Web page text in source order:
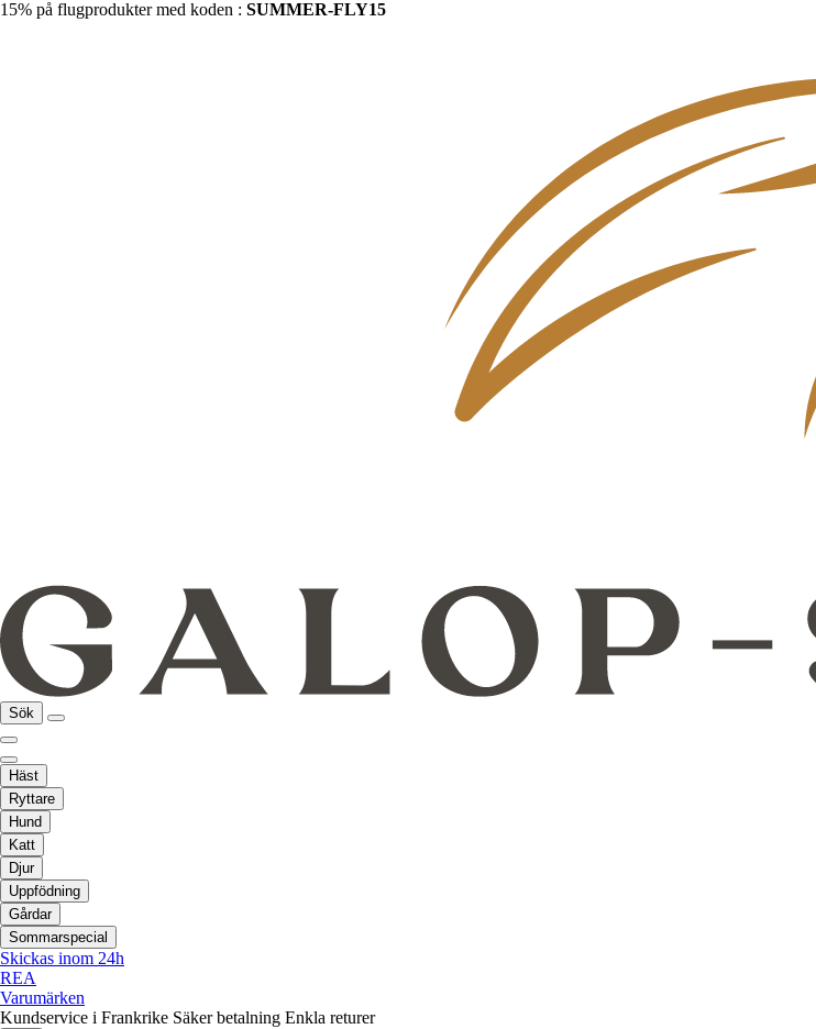
15% på flugprodukter med koden : SUMMER-FLY15
Sök
Häst
Ryttare
Hund
Katt
Djur
Uppfödning
Gårdar
Sommarspecial
Skickas inom 24h
REA
Varumärken
Kundservice i Frankrike Säker betalning Enkla returer